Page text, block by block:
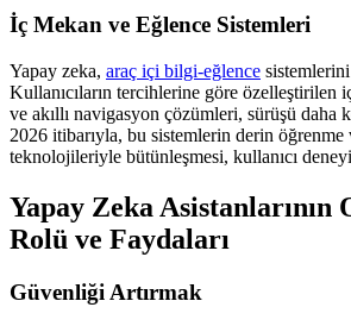
İç Mekan ve Eğlence Sistemleri
Yapay zeka, araç içi bilgi-eğlence
Kullanıcıların tercihlerine göre özelleştirilen
ve akıllı navigasyon çözümleri, sürüşü daha
2026 itibarıyla, bu sistemlerin derin
teknolojileriyle bütünleşmesi, kullanıcı
Yapay Zeka Asistanlarının
Rolü ve Faydaları
Güvenliği Artırmak